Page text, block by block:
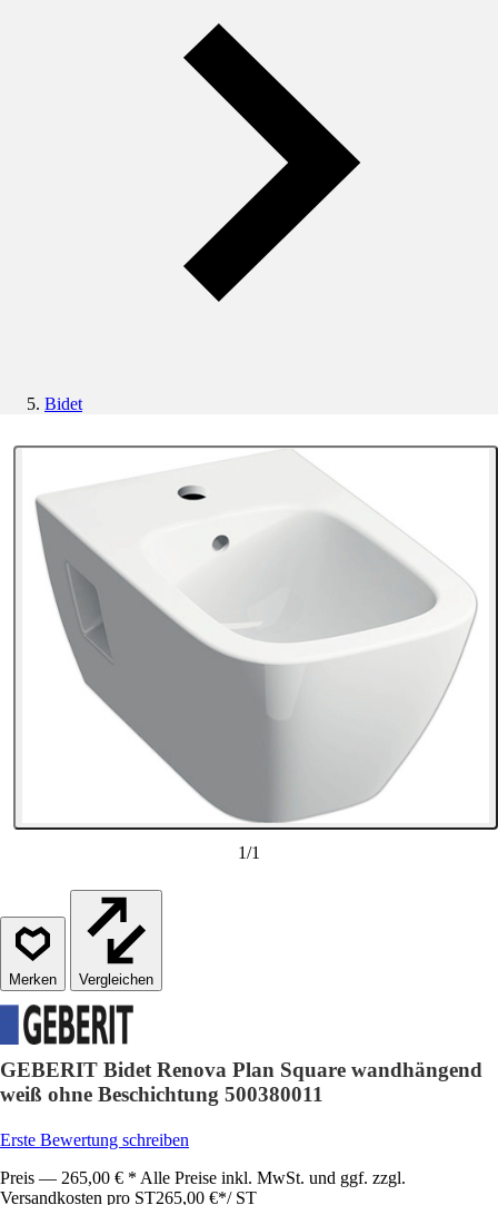
Bidet
1/1
Vergleichen
GEBERIT Bidet Renova Plan Square wandhängend
weiß ohne Beschichtung 500380011
Erste Bewertung schreiben
Preis — 265,00 € * Alle Preise inkl. MwSt. und ggf. zzgl.
Versandkosten pro ST265,00 €*/ ST